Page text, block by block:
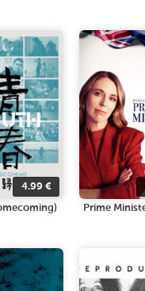
4.99€
Prime